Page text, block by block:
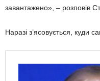
завантажено», – розповів
Наразі з’ясовується, куди